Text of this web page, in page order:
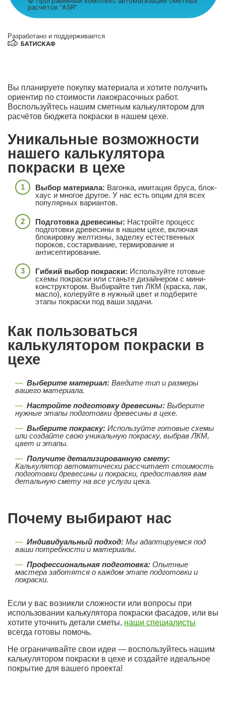
расчётов “ASR”
Разработано и поддерживается
Вы планируете покупку материала и хотите получить
ориентир по стоимости лакокрасочных работ.
Воспользуйтесь нашим сметным калькулятором для
расчётов бюджета покраски в нашем цехе.
Уникальные возможности
нашего калькулятора
покраски в цехе
Выбор материала: Вагонка, имитация бруса, блок-
хаус и многое другое. У нас есть опции для всех
популярных вариантов.
Подготовка древесины: Настройте процесс
подготовки древесины в нашем цехе, включая
блокировку желтизны, заделку естественных
пороков, состаривание, термирование и
антисептирование.
Гибкий выбор покраски: Используйте готовые
схемы покраски или станьте дизайнером с мини-
конструктором. Выбирайте тип ЛКМ (краска, лак,
масло), колеруйте в нужный цвет и подберите
этапы покраски под ваши задачи.
Как пользоваться
калькулятором покраски в
цехе
Выберите материал: Введите тип и размеры
вашего материала.
Настройте подготовку древесины: Выберите
нужные этапы подготовки древесины в цехе.
Выберите покраску: Используйте готовые схемы
или создайте свою уникальную покраску, выбрав ЛКМ,
цвет и этапы.
Получите детализированную смету:
Калькулятор автоматически рассчитает стоимость
подготовки древесины и покраски, предоставляя вам
детальную смету на все услуги цеха.
Почему выбирают нас
Индивидуальный подход: Мы адаптируемся под
ваши потребности и материалы.
Профессиональная подготовка: Опытные
мастера заботятся о каждом этапе подготовки и
покраски.
Если у вас возникли сложности или вопросы при
использовании калькулятора покраски фасадов, или вы
хотите уточнить детали сметы, наши специалисты
всегда готовы помочь.
Не ограничивайте свои идеи — воспользуйтесь нашим
калькулятором покраски в цехе и создайте идеальное
покрытие для вашего проекта!